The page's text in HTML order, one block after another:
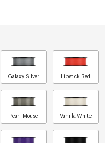
Galaxy Silver Lipstick Red
Pearl Mouse Vanilla White